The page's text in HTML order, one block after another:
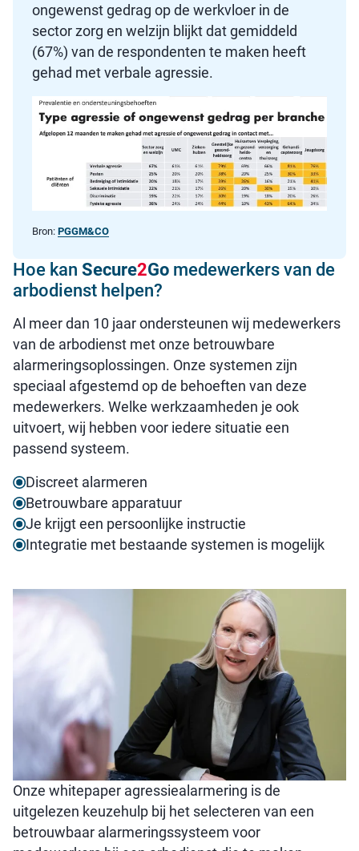
ongewenst gedrag op de werkvloer in de
sector zorg en welzijn blijkt dat gemiddeld
(67%) van de respondenten te maken heeft
gehad met verbale agressie.
Bron: PGGM&CO
Hoe kan Secure2Go medewerkers van de
arbodienst helpen?
Al meer dan 10 jaar ondersteunen wij medewerkers
van de arbodienst met onze betrouwbare
alarmeringsoplossingen. Onze systemen zijn
speciaal afgestemd op de behoeften van deze
medewerkers. Welke werkzaamheden je ook
uitvoert, wij hebben voor iedere situatie een
passend systeem.
Discreet alarmeren
Betrouwbare apparatuur
Je krijgt een persoonlijke instructie
Integratie met bestaande systemen is mogelijk
Onze whitepaper agressiealarmering is de
uitgelezen keuzehulp bij het selecteren van een
betrouwbaar alarmeringssysteem voor